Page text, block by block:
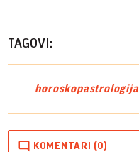
TAGOVI:
horoskopastrologija
KOMENTARI (0)